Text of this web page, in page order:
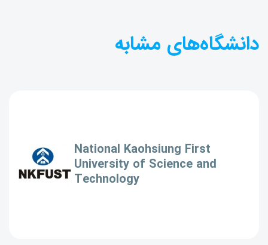
دانشگاه‌های مشابه
National Kaohsiung First
University of Science and
Technology